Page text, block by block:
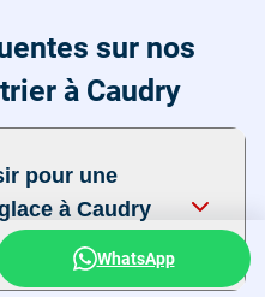
sur nos
à Caudry
pour une
à Caudry
WhatsApp